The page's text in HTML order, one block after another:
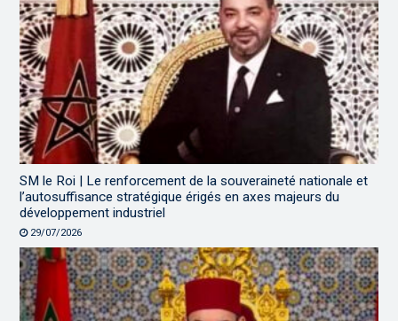
SM le Roi | Le renforcement de la souveraineté nationale et
l’autosuffisance stratégique érigés en axes majeurs du
développement industriel
29/07/2026